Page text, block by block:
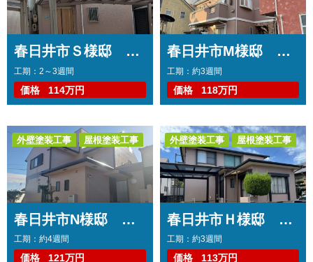
春日井市Ｓ様邸 外壁塗装工事 コーキング打ち替え、打ち増し工事 屋根塗装工事 ベランダトップコート工事
工期：2～3週間
価格 114万円
コーキング工事
春日井市M様邸 外壁塗装工事 コーキング打ち替え、打ち増し工事 ベランダトップコート工事 幕板板金重ね貼り工事
工期：約3週間
価格 118万円
コーキング工事
春日井市N様邸 外壁塗装工事 コーキング打ち替え、打ち増し工事 屋根塗装工事 ベランダトップコート工事
工期：約4週間
価格 121万円
外壁塗装工事 屋根塗装工事
トップコート工事
コーキング工事
春日井市Ｈ様邸 外壁塗装工事 屋根塗装工事
工期：約3週間
価格 113万円
外壁塗装工事 屋根塗装工事